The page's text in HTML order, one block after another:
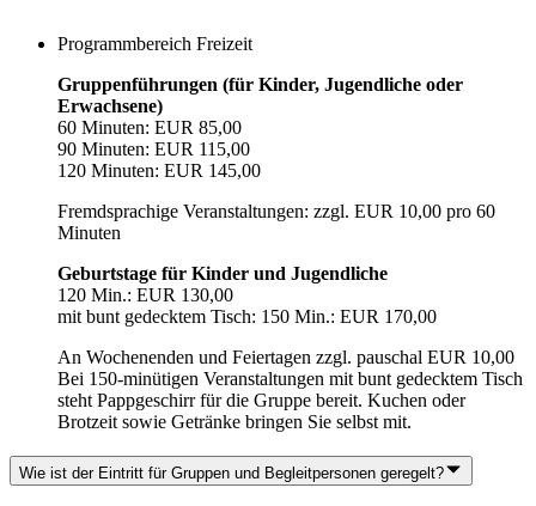
Programmbereich Freizeit
Gruppenführungen (für Kinder, Jugendliche oder
Erwachsene)
60 Minuten: EUR 85,00
90 Minuten: EUR 115,00
120 Minuten: EUR 145,00
Fremdsprachige Veranstaltungen: zzgl. EUR 10,00 pro 60
Minuten
Geburtstage für Kinder und Jugendliche
120 Min.: EUR 130,00
mit bunt gedecktem Tisch: 150 Min.: EUR 170,00
An Wochenenden und Feiertagen zzgl. pauschal EUR 10,00
Bei 150-minütigen Veranstaltungen mit bunt gedecktem Tisch
steht Pappgeschirr für die Gruppe bereit. Kuchen oder
Brotzeit sowie Getränke bringen Sie selbst mit.
Wie ist der Eintritt für Gruppen und Begleitpersonen geregelt?